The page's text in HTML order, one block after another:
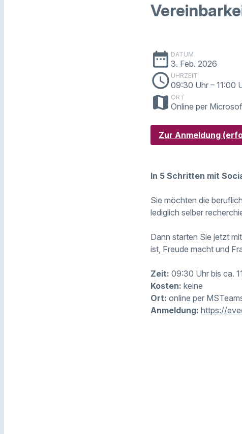
date_range DATUM
3. Feb. 2026
schedule UHRZEIT
09:30 Uhr – 11:00
map ORT
Online per
Zur Anmeldung
In 5 Schritten mit
Sie möchten die
lediglich selber
Dann starten Sie jetzt
ist, Freude macht und
Zeit: 09:30 Uhr bis ca.
Kosten: keine
Ort: online per
Anmeldung: https://